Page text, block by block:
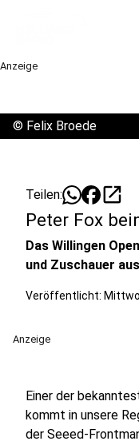
Anzeige
© Felix Broede
Teilen: open_in_new
Peter Fox
Das Willingen
und Zuschauer
Veröffentlicht:
Anzeige
Einer der
kommt in unsere
der Seeed-